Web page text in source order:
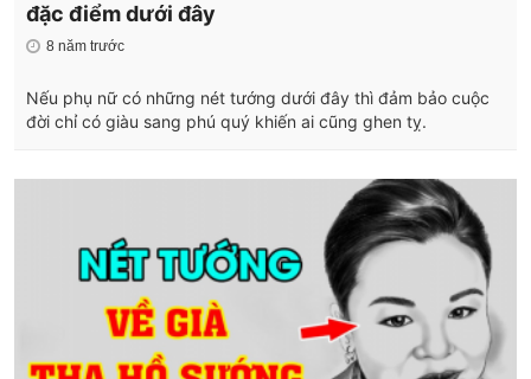
đặc điểm dưới đây
8 năm trước
Nếu phụ nữ có những nét tướng dưới đây thì đảm bảo cuộc
đời chỉ có giàu sang phú quý khiến ai cũng ghen tỵ.